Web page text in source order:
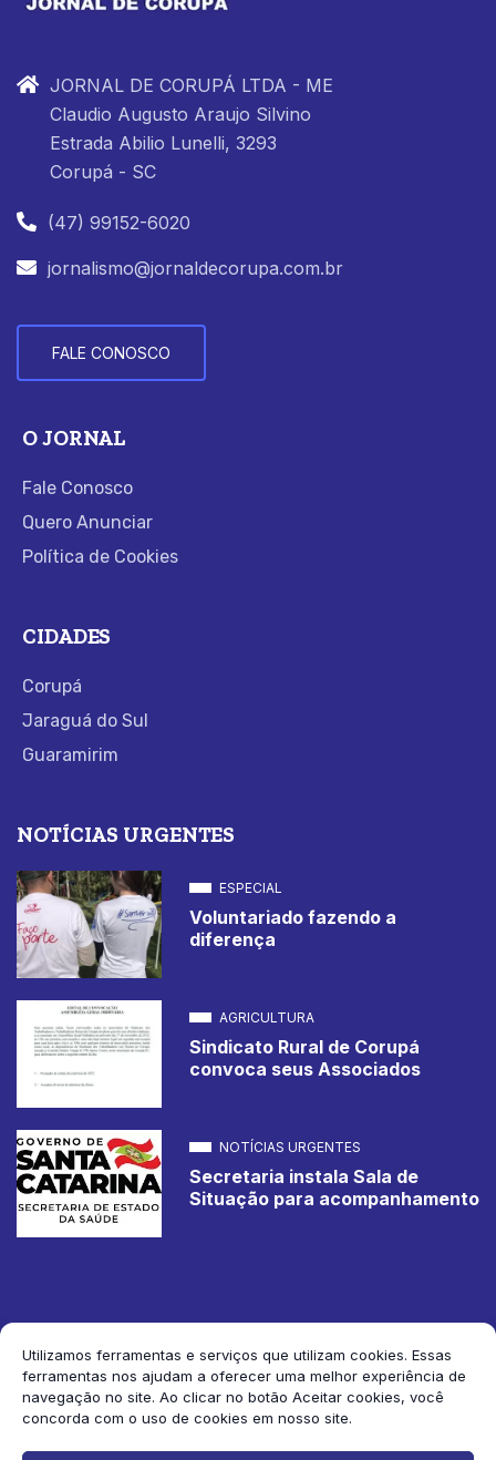
Utilizamos ferramentas e serviços que utilizam cookies. Essas
ferramentas nos ajudam a oferecer uma melhor experiência de
navegação no site. Ao clicar no botão Aceitar cookies, você
concorda com o uso de cookies em nosso site.
JORNAL DE CORUPÁ LTDA - ME
Claudio Augusto Araujo Silvino
Estrada Abilio Lunelli, 3293
Corupá - SC
(47) 99152-6020
jornalismo@jornaldecorupa.com.br
FALE CONOSCO
O JORNAL
Fale Conosco
Quero Anunciar
Política de Cookies
CIDADES
Corupá
Jaraguá do Sul
Guaramirim
NOTÍCIAS URGENTES
ESPECIAL
Voluntariado fazendo a
diferença
AGRICULTURA
Sindicato Rural de Corupá
convoca seus Associados
NOTÍCIAS URGENTES
Secretaria instala Sala de
Situação para acompanhamento
2026 Jornal de Corupá. Todos os direitos reservados.